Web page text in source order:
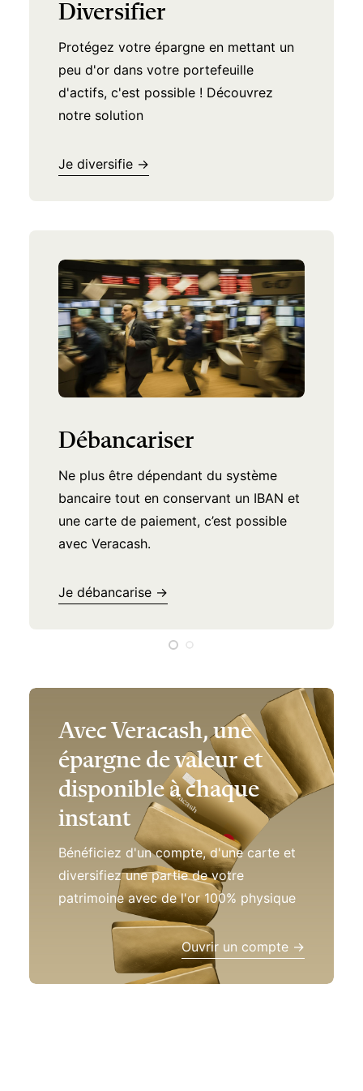
Diversifier
Protégez votre épargne en mettant un
peu d'or dans votre portefeuille
d'actifs, c'est possible ! Découvrez
notre solution
Je diversifie →
Débancariser
Ne plus être dépendant du système
bancaire tout en conservant un IBAN et
une carte de paiement, c’est possible
avec Veracash.
Je débancarise →
Faire vos achats du quotidien avec des
grammes d'or et d'argent physiques,
c'est possible grâce à Veracash.
Je paie autrement →
Trustpilot
Nos membres nous
plébiscitent sur
Trustpilot
épargne de valeur et
disponible à chaque
instant
Bénéficiez d'un compte, d'une carte et
diversifiez une partie de votre
patrimoine avec de l'or 100% physique
Ouvrir un compte →